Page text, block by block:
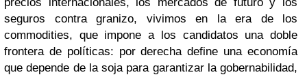
seguros contra granizo, vivimos en la era de los
commodities, que impone a los candidatos una doble
frontera de políticas: por derecha define una economía
que depende de la soja para garantizar la gobernabilidad,